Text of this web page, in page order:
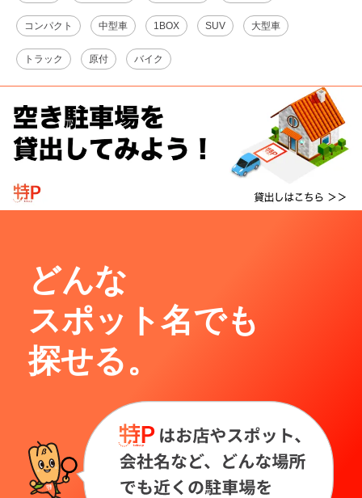
コンパクト 中型車 1BOX SUV 大型車
トラック 原付 バイク
どんな
スポット名でも
探せる。